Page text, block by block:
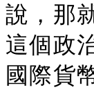
說，那
這個政
國際貨